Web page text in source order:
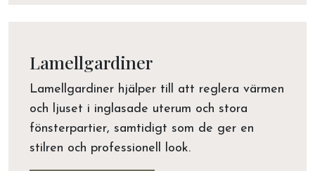
Lamellgardiner
Lamellgardiner hjälper till att reglera värmen
och ljuset i inglasade uterum och stora
fönsterpartier, samtidigt som de ger en
stilren och professionell look.